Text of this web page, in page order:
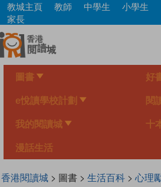
Skip
main
content
教城主頁 教師 中學生
小學生
家長
圖書 好
e悅讀學校計劃 閱
我的閱讀城 十
漫話生活
香港閱讀城> 圖書 > 生活百科> 心理